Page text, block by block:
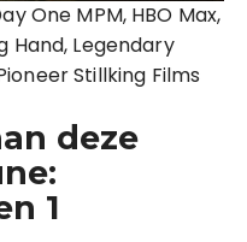
One MPM, HBO Max,
Hand, Legendary
Stillking Films
deze
1